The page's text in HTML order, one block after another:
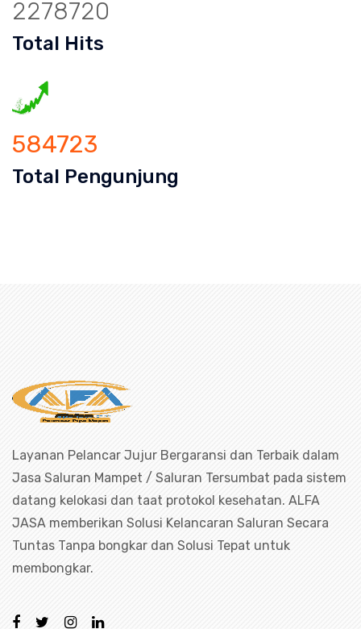
2278720
Total Hits
584723
Total Pengunjung
Layanan Pelancar Jujur Bergaransi dan Terbaik dalam
Jasa Saluran Mampet / Saluran Tersumbat pada sistem
datang kelokasi dan taat protokol kesehatan. ALFA
JASA memberikan Solusi Kelancaran Saluran Secara
Tuntas Tanpa bongkar dan Solusi Tepat untuk
membongkar.